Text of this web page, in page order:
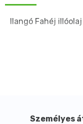
Ilangó Fahéj
Személyes